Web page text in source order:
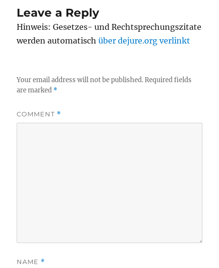
Leave a Reply
Hinweis: Gesetzes- und Rechtsprechungszitate
werden automatischüber dejure.org verlinkt
Your email address will not be published. Required fields
are marked *
COMMENT *
NAME *